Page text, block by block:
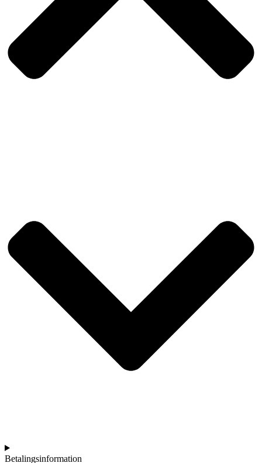
Betalingsinformation